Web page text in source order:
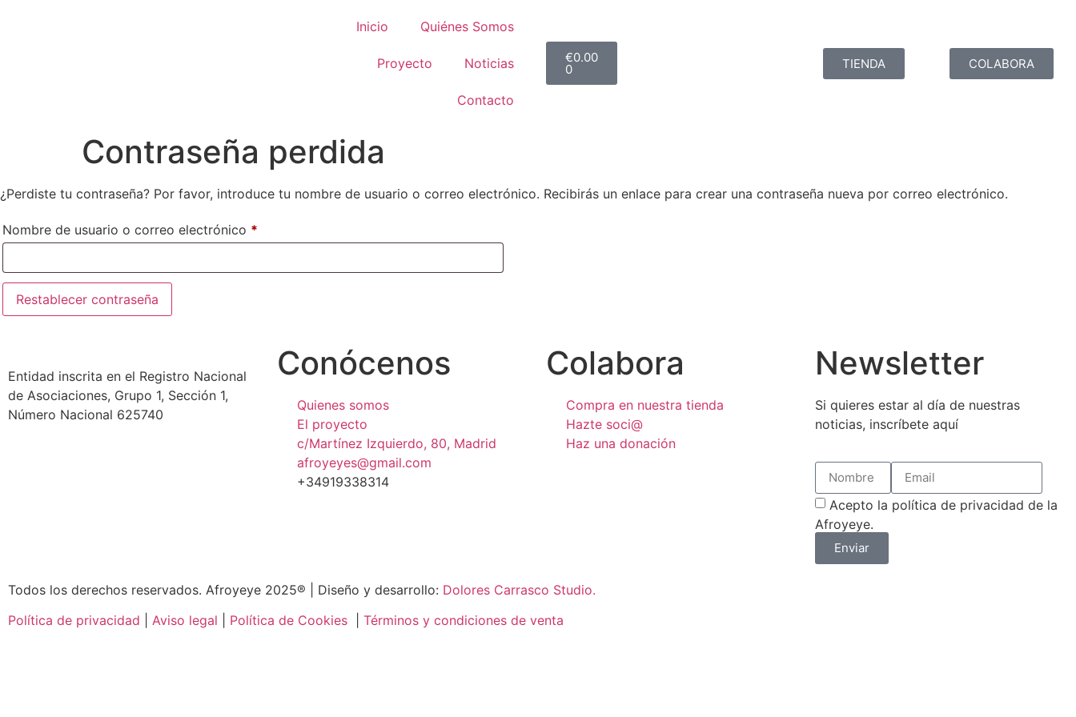
Inicio Quiénes Somos
Proyecto Noticias
Contacto
€0.00
0 TIENDA COLABORA
Contraseña perdida
¿Perdiste tu contraseña? Por favor, introduce tu nombre de usuario o correo electrónico. Recibirás un enlace para crear una contraseña nueva por correo electrónico.
Nombre de usuario o correo electrónico *
Restablecer contraseña
Entidad inscrita en el Registro Nacional
de Asociaciones, Grupo 1, Sección 1,
Número Nacional 625740
Conócenos
Quienes somos
El proyecto
c/Martínez Izquierdo, 80, Madrid
afroyeyes@gmail.com
+34919338314
Colabora
Compra en nuestra tienda
Hazte soci@
Haz una donación
Newsletter
Si quieres estar al día de nuestras
noticias, inscríbete aquí
Acepto la política de privacidad de la
Afroyeye.
Enviar
Todos los derechos reservados. Afroyeye 2025® | Diseño y desarrollo: Dolores Carrasco Studio.
Política de privacidad
Aviso legal Política de Cookies Términos y condiciones de venta